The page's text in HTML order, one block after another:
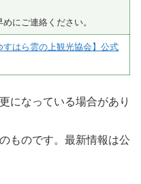
にご連絡ください。
はら雲の上観光協会】公式
になっている場合があり
ものです。最新情報は公